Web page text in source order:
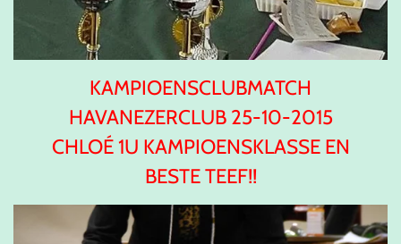
KAMPIOENSCLUBMATCH
HAVANEZERCLUB 25-10-2015
CHLOÉ 1U KAMPIOENSKLASSE EN
BESTE TEEF!!